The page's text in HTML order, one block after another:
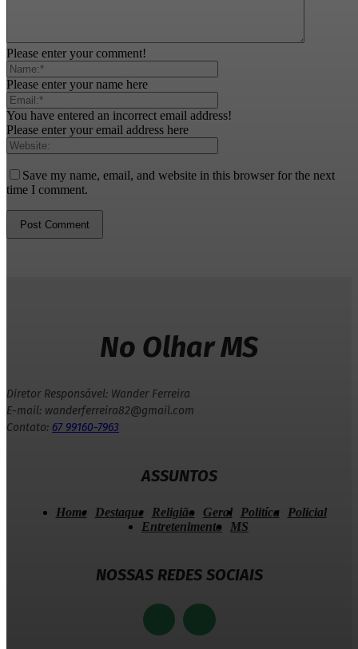
Please enter your comment!
Please enter your name here
You have entered an incorrect email address!
Please enter your email address here
Save my name, email, and website in this browser for the next
time I comment.
No Olhar MS
Diretor Responsável: Wander Ferreira
E-mail: wanderferreira82@gmail.com
Contato: 67 99160-7963
ASSUNTOS
Home Destaque Religião Geral Politíca
Policial
Entretenimento
MS
NOSSAS REDES SOCIAIS